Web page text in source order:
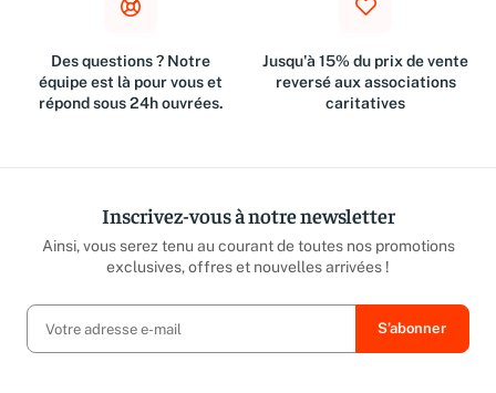
Des questions ? Notre
équipe est là pour vous et
répond sous 24h ouvrées.
Jusqu'à 15% du prix de vente
reversé aux associations
caritatives
Inscrivez-vous à notre newsletter
Ainsi, vous serez tenu au courant de toutes nos promotions
exclusives, offres et nouvelles arrivées !